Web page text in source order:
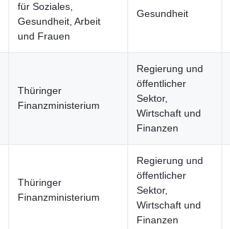
für Soziales,
Gesundheit, Arbeit
und Frauen
Gesundheit
Thüringer
Finanzministerium
Regierung und
öffentlicher
Sektor,
Wirtschaft und
Finanzen
Thüringer
Finanzministerium
Regierung und
öffentlicher
Sektor,
Wirtschaft und
Finanzen